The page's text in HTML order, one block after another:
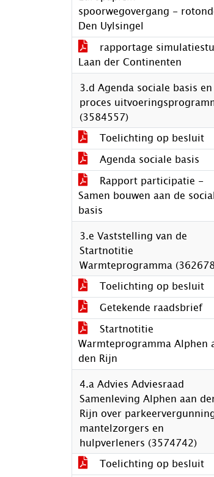
spoorwegovergang -
Den Uylsingel
rapportage
Laan der Continenten
3.d Agenda sociale basis en
proces
(3584557)
Toelichting op besluit
Agenda sociale basis
Rapport participatie -
Samen bouwen aan de
basis
3.e Vaststelling van de
Startnotitie
Warmteprogramma
Toelichting op besluit
Getekende raadsbrief
Startnotitie
Warmteprogramma Alphen
den Rijn
4.a Advies Adviesraad
Samenleving Alphen aan
Rijn over
mantelzorgers en
hulpverleners (3574742)
Toelichting op besluit